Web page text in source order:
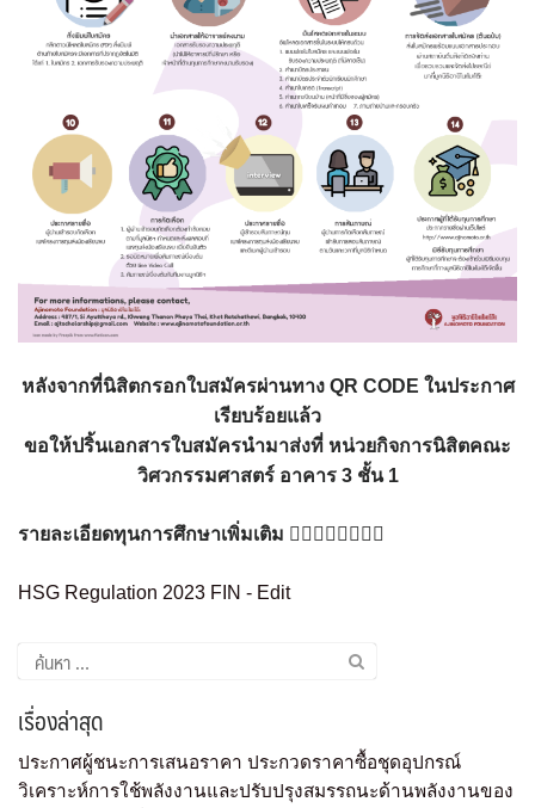
หลังจากที่นิสิตกรอกใบสมัครผ่านทาง QR CODE ในประกาศ
เรียบร้อยแล้ว
ขอให้ปริ้นเอกสารใบสมัครนำมาส่งที่ หน่วยกิจการนิสิตคณะ
วิศวกรรมศาสตร์ อาคาร 3 ชั้น 1
รายละเอียดทุนการศึกษาเพิ่มเติม 👇🏻👇🏻👇🏻👇🏻
HSG Regulation 2023 FIN - Edit
เรื่องล่าสุด
ประกาศผู้ชนะการเสนอราคา ประกวดราคาซื้อชุดอุปกรณ์
วิเคราะห์การใช้พลังงานและปรับปรุงสมรรถนะด้านพลังงานของ